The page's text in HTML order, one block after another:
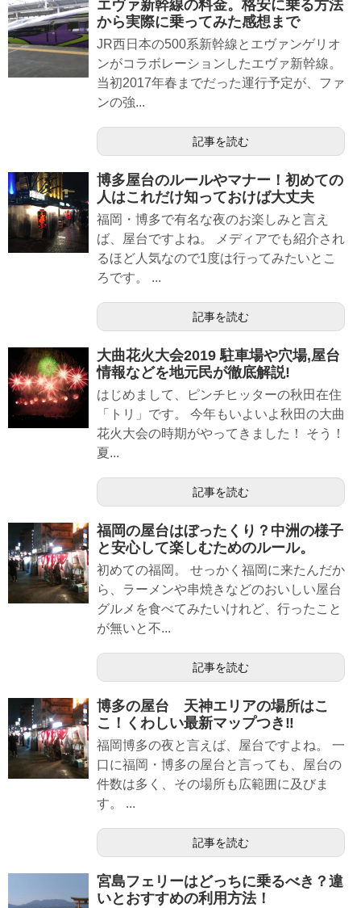
エヴァ新幹線の料金。格安に乗る方法
から実際に乗ってみた感想まで
JR西日本の500系新幹線とエヴァンゲリオ
ンがコラボレーションしたエヴァ新幹線。
当初2017年春までだった運行予定が、ファ
ンの強...
記事を読む
博多屋台のルールやマナー！初めての
人はこれだけ知っておけば大丈夫
福岡・博多で有名な夜のお楽しみと言え
ば、屋台ですよね。 メディアでも紹介され
るほど人気なので1度は行ってみたいとこ
ろです。 ...
記事を読む
大曲花火大会2019 駐車場や穴場,屋台
情報などを地元民が徹底解説!
はじめまして、ピンチヒッターの秋田在住
「トリ」です。 今年もいよいよ秋田の大曲
花火大会の時期がやってきました！ そう！
夏...
記事を読む
福岡の屋台はぼったくり？中洲の様子
と安心して楽しむためのルール。
初めての福岡。 せっかく福岡に来たんだか
ら、ラーメンや串焼きなどのおいしい屋台
グルメを食べてみたいけれど、行ったこと
が無いと不...
記事を読む
博多の屋台 天神エリアの場所はこ
こ！くわしい最新マップつき‼
福岡博多の夜と言えば、屋台ですよね。 一
口に福岡・博多の屋台と言っても、屋台の
件数は多く、その場所も広範囲に及びま
す。 ...
記事を読む
宮島フェリーはどっちに乗るべき？違
いとおすすめの利用方法！